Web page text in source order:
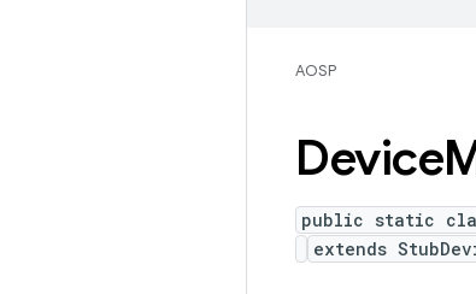
AOSP
Device
public static
extends